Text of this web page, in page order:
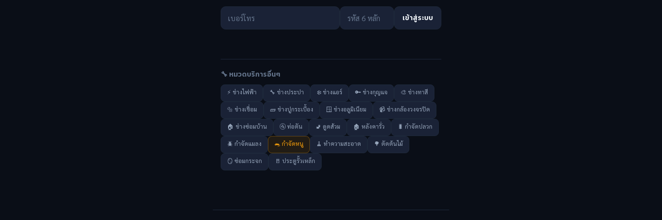
เข้าสู่ระบบ
🔧 หมวดบริการอื่นๆ
⚡ ช่างไฟฟ้า 🔧 ช่างประปา ❄️ ช่างแอร์ 🔑 ช่างกุญแจ 🎨 ช่างทาสี
🔩 ช่างเชื่อม 🧱 ช่างปูกระเบื้อง 🪟 ช่างอลูมิเนียม 📹 ช่างกล้องวงจรปิด
🏠 ช่างซ่อมบ้าน 🚰 ท่อตัน 🚽 ดูดส้วม 🏚️ หลังคารั่ว 🐛 กำจัดปลวก
🪲 กำจัดแมลง 🐀 กำจัดหนู 🧹 ทำความสะอาด 🌳 ตัดต้นไม้
🪞 ซ่อมกระจก 🚪 ประตูรั้วเหล็ก